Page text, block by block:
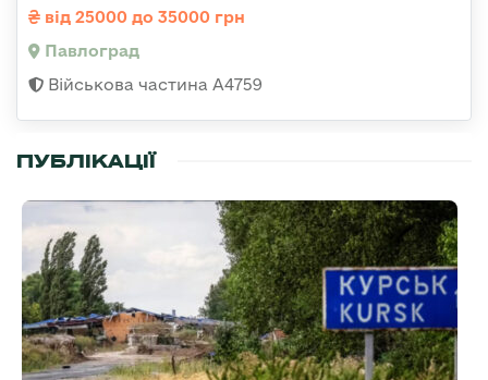
від 25000 до 35000 грн
Павлоград
Військова частина А4759
ПУБЛІКАЦІЇ